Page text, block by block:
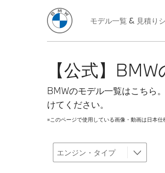
モデル一覧 & 見積り
【公式】
BMWのモデル一覧はこちら
けてください。
※このページで使用している画像・動画は日本